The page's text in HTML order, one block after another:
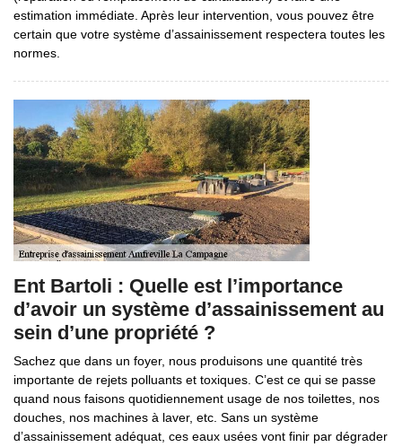
estimation immédiate. Après leur intervention, vous pouvez être
certain que votre système d’assainissement respectera toutes les
normes.
Ent Bartoli : Quelle est l’importance
d’avoir un système d’assainissement au
sein d’une propriété ?
Sachez que dans un foyer, nous produisons une quantité très
importante de rejets polluants et toxiques. C’est ce qui se passe
quand nous faisons quotidiennement usage de nos toilettes, nos
douches, nos machines à laver, etc. Sans un système
d’assainissement adéquat, ces eaux usées vont finir par dégrader